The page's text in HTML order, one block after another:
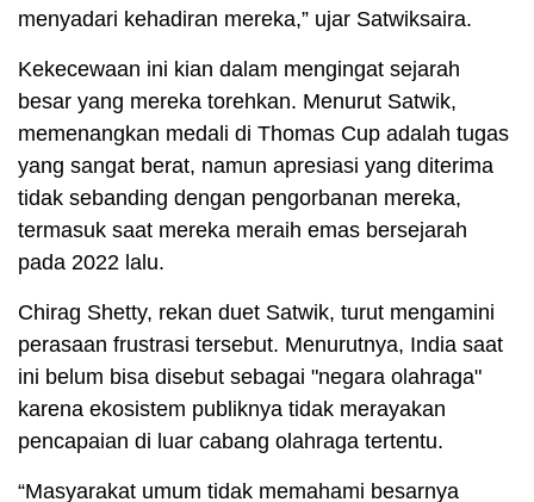
menyadari kehadiran mereka,” ujar Satwiksaira.
Kekecewaan ini kian dalam mengingat sejarah
besar yang mereka torehkan. Menurut Satwik,
memenangkan medali di Thomas Cup adalah tugas
yang sangat berat, namun apresiasi yang diterima
tidak sebanding dengan pengorbanan mereka,
termasuk saat mereka meraih emas bersejarah
pada 2022 lalu.
Chirag Shetty, rekan duet Satwik, turut mengamini
perasaan frustrasi tersebut. Menurutnya, India saat
ini belum bisa disebut sebagai "negara olahraga"
karena ekosistem publiknya tidak merayakan
pencapaian di luar cabang olahraga tertentu.
“Masyarakat umum tidak memahami besarnya